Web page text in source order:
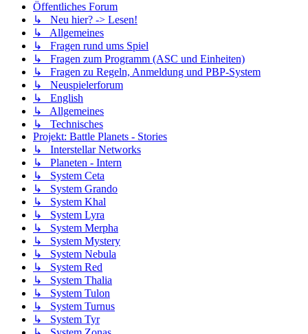
Öffentliches Forum
↳ Neu hier? -> Lesen!
↳ Allgemeines
↳ Fragen rund ums Spiel
↳ Fragen zum Programm (ASC und Einheiten)
↳ Fragen zu Regeln, Anmeldung und PBP-System
↳ Neuspielerforum
↳ English
↳ Allgemeines
↳ Technisches
Projekt: Battle Planets - Stories
↳ Interstellar Networks
↳ Planeten - Intern
↳ System Ceta
↳ System Grando
↳ System Khal
↳ System Lyra
↳ System Merpha
↳ System Mystery
↳ System Nebula
↳ System Red
↳ System Thalia
↳ System Tulon
↳ System Turnus
↳ System Tyr